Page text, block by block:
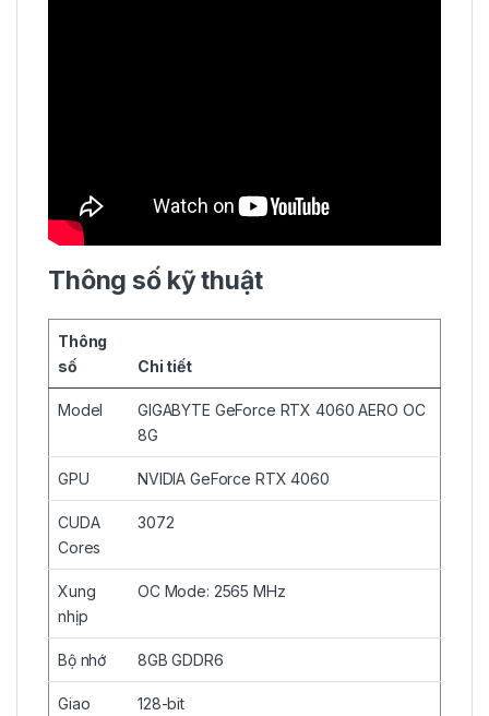
Thông số kỹ thuật
Thông
số
Chi tiết
Model
GIGABYTE GeForce RTX 4060 AERO OC
8G
GPU NVIDIA GeForce RTX 4060
CUDA
Cores
3072
Xung
nhịp
OC Mode: 2565 MHz
Bộ nhớ 8GB GDDR6
Giao
128-bit